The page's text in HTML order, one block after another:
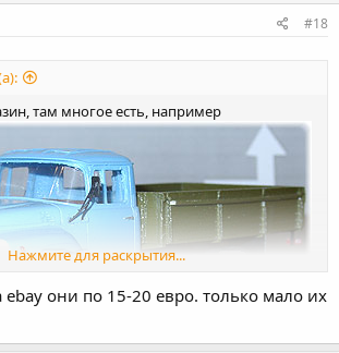
#18
там многое есть, например
Нажмите для раскрытия...
они по 15-20 евро. только мало их